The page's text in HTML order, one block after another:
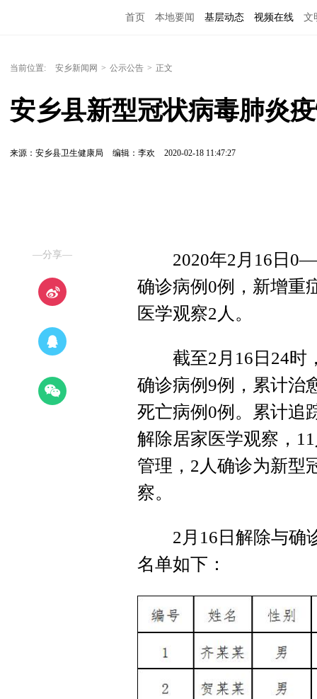
首页 本地要闻 基层动态 视频在线 文
当前位置: 安乡新闻网 > 公示公告 > 正文
安乡县新型冠状病毒肺炎
来源：安乡县卫生健康局 编辑：李欢 2020-02-18 11:47:27
—分享—
2020年2月16日
确诊病例0例，新增重
医学观察2人。
截至2月16日24时
确诊病例9例，累计治
死亡病例0例。累计追
解除居家医学观察，
管理，2人确诊为新型
察。
2月16日解除与确诊
名单如下：